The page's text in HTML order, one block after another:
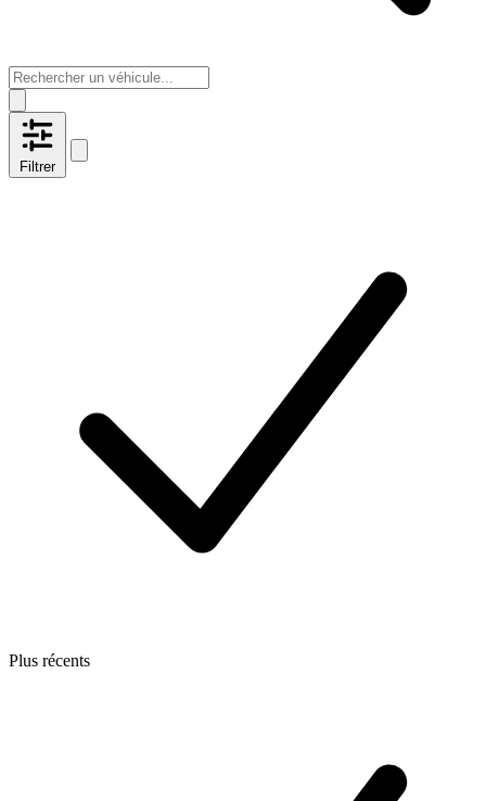
Filtrer
Plus récents